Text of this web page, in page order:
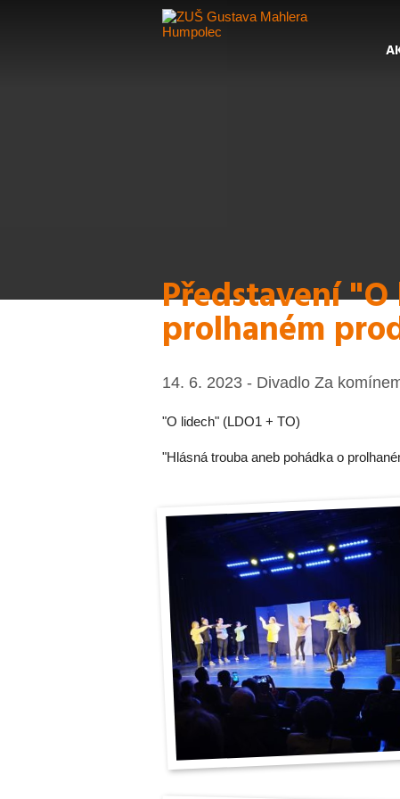
Představení
prolhaném
14. 6. 2023 - Divadlo Za
"O lidech" (LDO1 + TO)
"Hlásná trouba aneb pohádka o